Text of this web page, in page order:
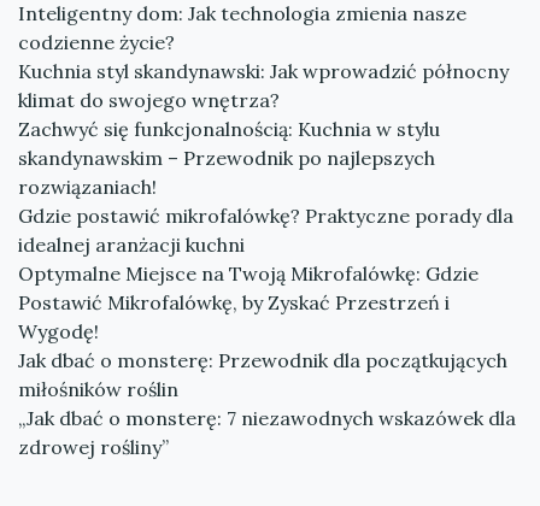
Inteligentny dom: Jak technologia zmienia nasze
codzienne życie?
Kuchnia styl skandynawski: Jak wprowadzić północny
klimat do swojego wnętrza?
Zachwyć się funkcjonalnością: Kuchnia w stylu
skandynawskim – Przewodnik po najlepszych
rozwiązaniach!
Gdzie postawić mikrofalówkę? Praktyczne porady dla
idealnej aranżacji kuchni
Optymalne Miejsce na Twoją Mikrofalówkę: Gdzie
Postawić Mikrofalówkę, by Zyskać Przestrzeń i
Wygodę!
Jak dbać o monsterę: Przewodnik dla początkujących
miłośników roślin
„Jak dbać o monsterę: 7 niezawodnych wskazówek dla
zdrowej rośliny”